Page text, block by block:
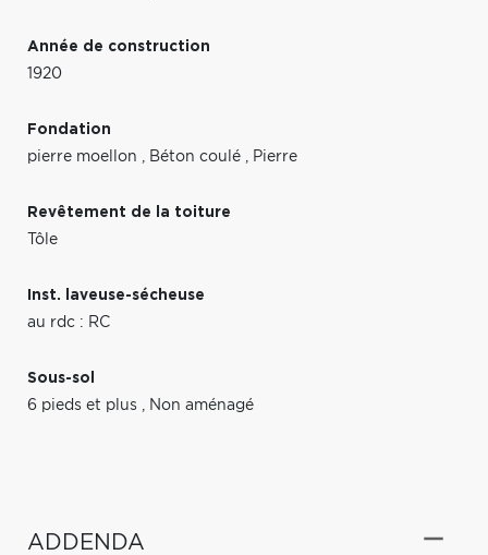
Année de construction
1920
Fondation
pierre moellon , Béton coulé , Pierre
Revêtement de la toiture
Tôle
Inst. laveuse-sécheuse
au rdc : RC
Sous-sol
6 pieds et plus , Non aménagé
ADDENDA